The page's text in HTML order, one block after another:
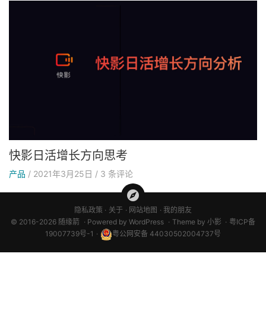
快影日活增长方向思考
产品 / 2021年3月25日 / 3 条评论
隐私政策 关于 网站地图
我的朋友
© 2016-2026 随缘箭
Powered byWordPress Theme by 小影
粤ICP备
19007739号-1
粤公网安备 44030502004737号